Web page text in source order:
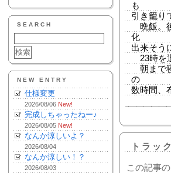
SEARCH
NEW ENTRY
仕様変更
2026/08/06 New!
完成しちゃったねー♪
2026/08/05 New!
なんか涼しいよ？
2026/08/04
なんか涼しい！？
2026/08/03
も
引き籠り
晩飯。
化
出来そう
23時を
朝まで
の
数時間、
トラッ
この記事